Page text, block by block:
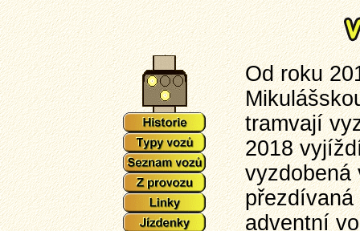
Od roku
tramvají
2018
vyzdobená
adventní